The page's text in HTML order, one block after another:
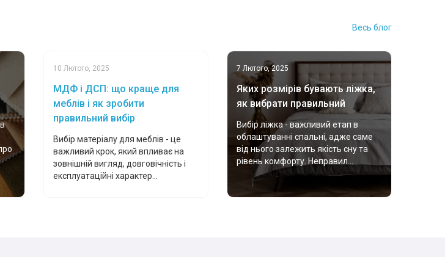
Весь блог
10 Лютого, 2025
МДФ і ДСП: що краще для
меблів і як зробити
правильний вибір
Вибір матеріалу для меблів - це
важливий крок, який впливає на
зовнішній вигляд, довговічність і
експлуатаційні характер...
7 Лютого, 2025
Яких розмірів бувають ліжка,
як вибрати правильний
Вибір ліжка - важливий етап в
облаштуванні спальні, адже саме
від нього залежить якість сну та
рівень комфорту. Неправил...